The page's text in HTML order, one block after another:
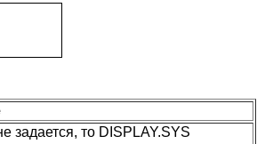
задается, то DISPLAY.SYS